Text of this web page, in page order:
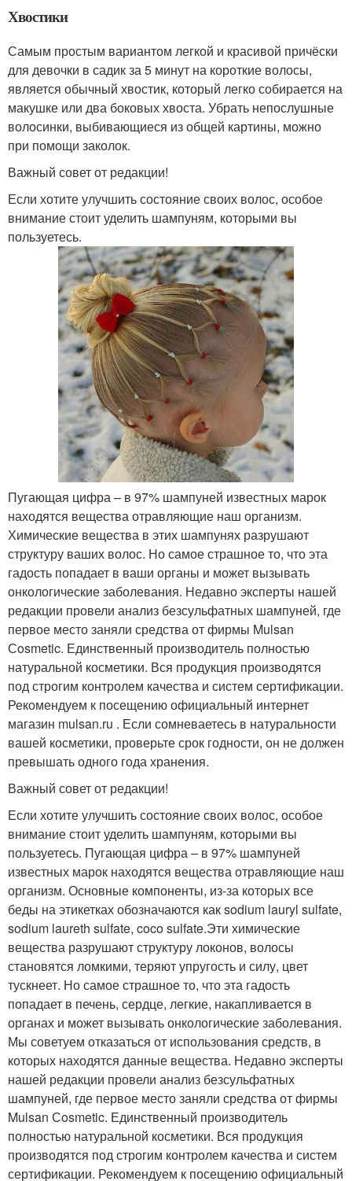
Хвостики
Самым простым вариантом легкой и красивой причёски
для девочки в садик за 5 минут на короткие волосы,
является обычный хвостик, который легко собирается на
макушке или два боковых хвоста. Убрать непослушные
волосинки, выбивающиеся из общей картины, можно
при помощи заколок.
Важный совет от редакции!
Если хотите улучшить состояние своих волос, особое
внимание стоит уделить шампуням, которыми вы
пользуетесь.
Пугающая цифра – в 97% шампуней известных марок
находятся вещества отравляющие наш организм.
Химические вещества в этих шампунях разрушают
структуру ваших волос. Но самое страшное то, что эта
гадость попадает в ваши органы и может вызывать
онкологические заболевания. Недавно эксперты нашей
редакции провели анализ безсульфатных шампуней, где
первое место заняли средства от фирмы Mulsan
Сosmetic. Единственный производитель полностью
натуральной косметики. Вся продукция производятся
под строгим контролем качества и систем сертификации.
Рекомендуем к посещению официальный интернет
магазин mulsan.ru . Если сомневаетесь в натуральности
вашей косметики, проверьте срок годности, он не должен
превышать одного года хранения.
Важный совет от редакции!
Если хотите улучшить состояние своих волос, особое
внимание стоит уделить шампуням, которыми вы
пользуетесь. Пугающая цифра – в 97% шампуней
известных марок находятся вещества отравляющие наш
организм. Основные компоненты, из-за которых все
беды на этикетках обозначаются как sodium lauryl sulfate,
sodium laureth sulfate, coco sulfate.Эти химические
вещества разрушают структуру локонов, волосы
становятся ломкими, теряют упругость и силу, цвет
тускнеет. Но самое страшное то, что эта гадость
попадает в печень, сердце, легкие, накапливается в
органах и может вызывать онкологические заболевания.
Мы советуем отказаться от использования средств, в
которых находятся данные вещества. Недавно эксперты
нашей редакции провели анализ безсульфатных
шампуней, где первое место заняли средства от фирмы
Mulsan Сosmetic. Единственный производитель
полностью натуральной косметики. Вся продукция
производятся под строгим контролем качества и систем
сертификации. Рекомендуем к посещению официальный